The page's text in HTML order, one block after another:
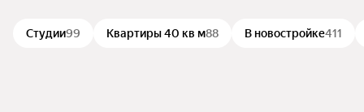
Студии99 Квартиры 40 кв м88 В новостройке411